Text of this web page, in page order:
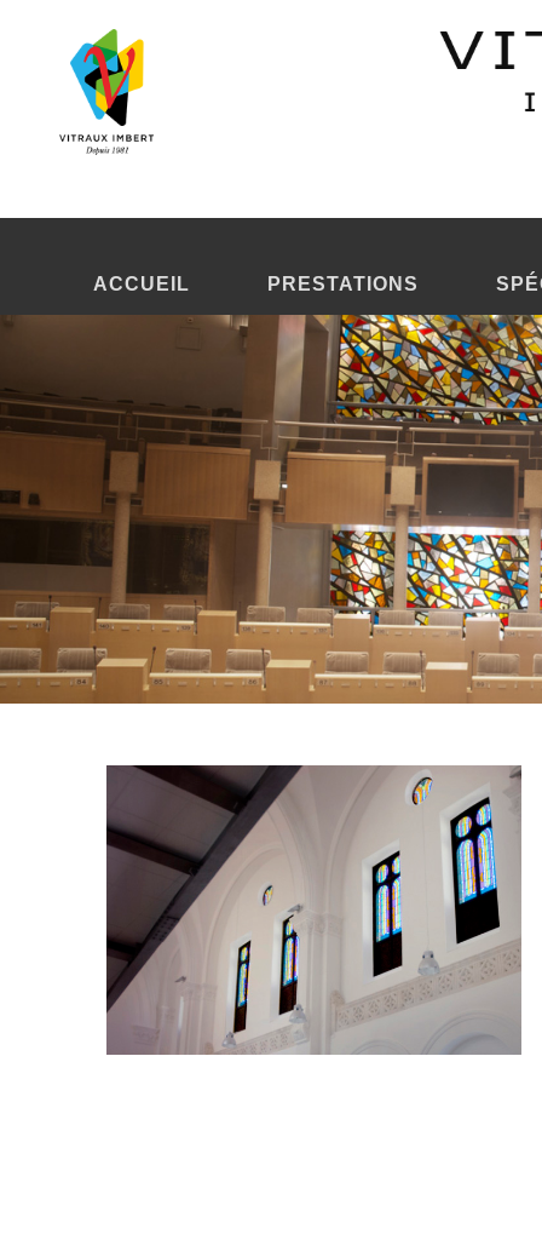
Vitraux édifice public privé
Conception de vitraux d'un édifice public ou privé
Vitraux Imbert est dans la
réparation d'un vitrail d'un édifice
Une entreprise decong ty thi cong lot gach Binh Duongau
ACCUEIL PRESTATIONS